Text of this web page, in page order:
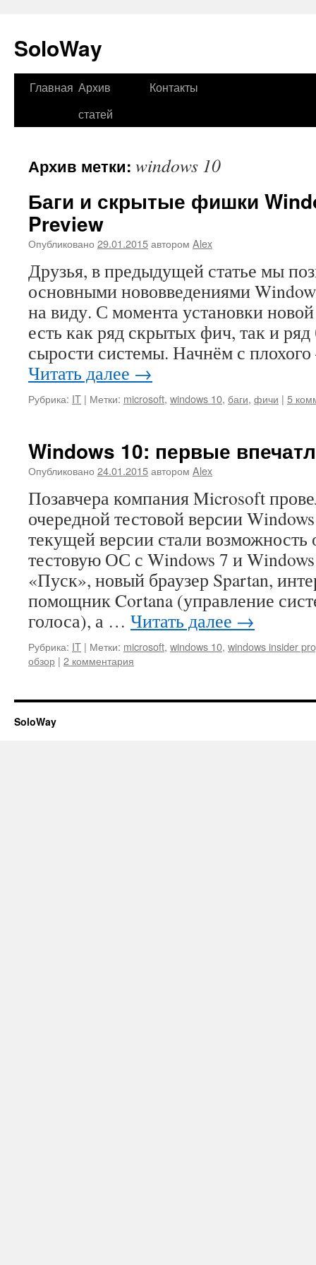
SoloWay
Перейти
Главная Архив
статей
Контакты
Архив метки: windows 10
Баги и скрытые фишки
Preview
Опубликовано 29.01.2015автором Alex
Друзья, в предыдущей статье мы
основными нововведениями
на виду. С момента установки
есть как ряд скрытых фич, так и ряд
сырости системы. Начнём с
Читать далее →
Рубрика: IT | Метки: microsoft, windows 10, баги, фичи | 5
Windows 10: первые
Опубликовано 24.01.2015автором Alex
Позавчера компания Microsoft
очередной тестовой версии
текущей версии стали возможность
тестовую ОС с Windows 7 и
«Пуск», новый браузер Spartan,
помощник Cortana (управление
голоса), а … Читать далее →
Рубрика: IT | Метки: microsoft, windows 10, windows insider
обзор | 2 комментария
SoloWay